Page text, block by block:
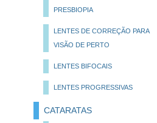
PRESBIOPIA
LENTES DE CORREÇÃO PARA
VISÃO DE PERTO
LENTES BIFOCAIS
LENTES PROGRESSIVAS
CATARATAS